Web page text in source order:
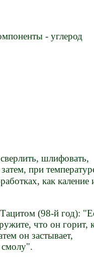
- углерод
шлифовать,
при
как каление
(98-й год):
что он горит,
он застывает,
смолу".